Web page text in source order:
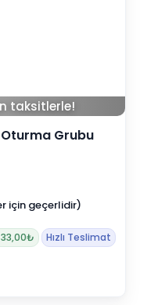
taksitlerle!
Oturma Grubu
Hızlı Teslimat